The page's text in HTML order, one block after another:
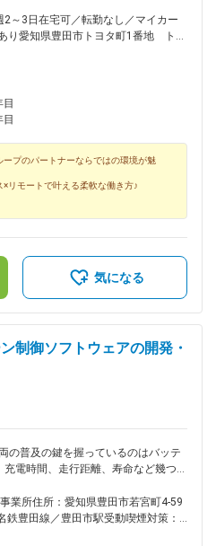
2～3日在宅可／転勤なし／マイカー
り愛知県豊田市トヨタ町1番地 トヨ
セス／愛知環状鉄道「三河豊田駅」よ
ク導入中！＞仕事に慣れてきたら
活用し、家庭やプライベートと両立
を伴う転勤はありません※マイカー
ご安心ください。※受動喫煙防止対
ープのパートナーならではの環境が魅
×リモートで叶える柔軟な働き方♪
気になる
制御ソフトウェアの開発・
の普及の鍵を握っているのはバッテ
電時間、走行距離、寿命など幾つか
な取組みの一つにバッテリーの充電
を実現するソフトウェア開発及び評
募集します。 具体的な仕事内容は、
業所住所：愛知県豊田市若宮町4-59
鉄豊田線／豊田市駅受動喫煙対策：
詳細2＞豊田勤務地住所：愛知県豊田